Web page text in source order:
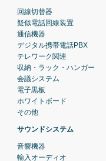
テム)
回線切替器
疑似電話回線装置
通信機器
デジタル携帯電話PBX
テレワーク関連
収納・ラック・ハンガー
会議システム
電子黒板
ホワイトボード
その他
サウンドシステム
音響機器
輸入オーディオ